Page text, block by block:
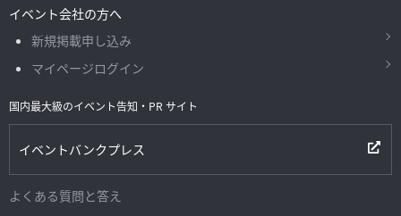
イベント会社の方へ
新規掲載申し込み
マイページログイン
国内最大級のイベント告知・PR サイト
イベントバンクプレス
よくある質問と答え